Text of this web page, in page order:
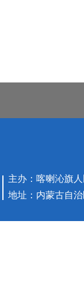
主办：喀喇沁旗
地址：内蒙古自